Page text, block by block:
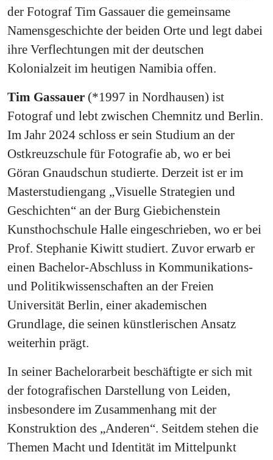
der Fotograf Tim Gassauer die gemeinsame
Namensgeschichte der beiden Orte und legt dabei
ihre Verflechtungen mit der deutschen
Kolonialzeit im heutigen Namibia offen.
Tim Gassauer (*1997 in Nordhausen) ist
Fotograf und lebt zwischen Chemnitz und Berlin.
Im Jahr 2024 schloss er sein Studium an der
Ostkreuzschule für Fotografie ab, wo er bei
Göran Gnaudschun studierte. Derzeit ist er im
Masterstudiengang „Visuelle Strategien und
Geschichten“ an der Burg Giebichenstein
Kunsthochschule Halle eingeschrieben, wo er bei
Prof. Stephanie Kiwitt studiert. Zuvor erwarb er
einen Bachelor-Abschluss in Kommunikations-
und Politikwissenschaften an der Freien
Universität Berlin, einer akademischen
Grundlage, die seinen künstlerischen Ansatz
weiterhin prägt.
In seiner Bachelorarbeit beschäftigte er sich mit
der fotografischen Darstellung von Leiden,
insbesondere im Zusammenhang mit der
Konstruktion des „Anderen“. Seitdem stehen die
Themen Macht und Identität im Mittelpunkt